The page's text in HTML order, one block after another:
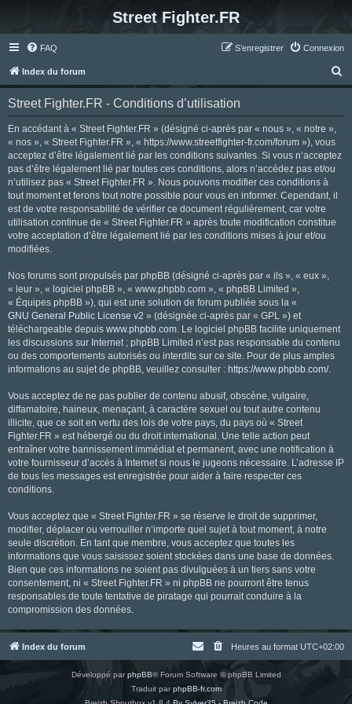
Street Fighter.FR
FAQ Connexion
S’enregistrer
Index du forum
e
Street Fighter.FR - Conditions d’utilisation
En accédant à « Street Fighter.FR » (désigné ci-après par « nous », « notre »,
« nos », « Street Fighter.FR », « https://www.streetfighter-fr.com/forum »), vous
acceptez d’être légalement lié par les conditions suivantes. Si vous n’acceptez
pas d’être légalement lié par toutes ces conditions, alors n’accédez pas et/ou
n’utilisez pas « Street Fighter.FR ». Nous pouvons modifier ces conditions à
tout moment et ferons tout notre possible pour vous en informer. Cependant, il
est de votre responsabilité de vérifier ce document régulièrement, car votre
utilisation continue de « Street Fighter.FR » après toute modification constitue
votre acceptation d’être légalement lié par les conditions mises à jour et/ou
modifiées.
Nos forums sont propulsés par phpBB (désigné ci-après par « ils », « eux »,
« leur », « logiciel phpBB », « www.phpbb.com », « phpBB Limited »,
« Équipes phpBB »), qui est une solution de forum publiée sous la «
GNU General Public License v2 » (désignée ci-après par « GPL ») et
téléchargeable depuis www.phpbb.com. Le logiciel phpBB facilite uniquement
les discussions sur Internet ; phpBB Limited n’est pas responsable du contenu
ou des comportements autorisés ou interdits sur ce site. Pour de plus amples
informations au sujet de phpBB, veuillez consulter : https://www.phpbb.com/.
Vous acceptez de ne pas publier de contenu abusif, obscène, vulgaire,
diffamatoire, haineux, menaçant, à caractère sexuel ou tout autre contenu
illicite, que ce soit en vertu des lois de votre pays, du pays où « Street
Fighter.FR » est hébergé ou du droit international. Une telle action peut
entraîner votre bannissement immédiat et permanent, avec une notification à
votre fournisseur d’accès à Internet si nous le jugeons nécessaire. L’adresse IP
de tous les messages est enregistrée pour aider à faire respecter ces
conditions.
Vous acceptez que « Street Fighter.FR » se réserve le droit de supprimer,
modifier, déplacer ou verrouiller n’importe quel sujet à tout moment, à notre
seule discrétion. En tant que membre, vous acceptez que toutes les
informations que vous saisissez soient stockées dans une base de données.
Bien que ces informations ne soient pas divulguées à un tiers sans votre
consentement, ni « Street Fighter.FR » ni phpBB ne pourront être tenus
responsables de toute tentative de piratage qui pourrait conduire à la
compromission des données.
Index du forum Heures au format UTC+02:00
Développé parphpBB® Forum Software © phpBB Limited
Traduit parphpBB-fr.com